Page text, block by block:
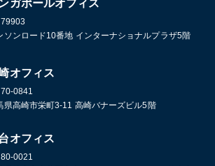
ガポールオフィス
ソンロード10番地 インターナショナルプラザ5階
オフィス
0841
県高崎市栄町3-11 高崎バナーズビル5階
オフィス
0021